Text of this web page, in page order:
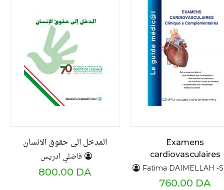
المدخل الى حقوق الانسان
فاضلي ادريس
800.00 DA
Examens
cardiovasculaires
clinique et
complémentaires
Fatima DAIMELLAH -Saléha
760.00 DA